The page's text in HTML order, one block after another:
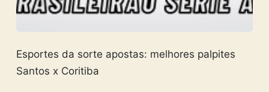
Esportes da sorte apostas: melhores palpites
Santos x Coritiba